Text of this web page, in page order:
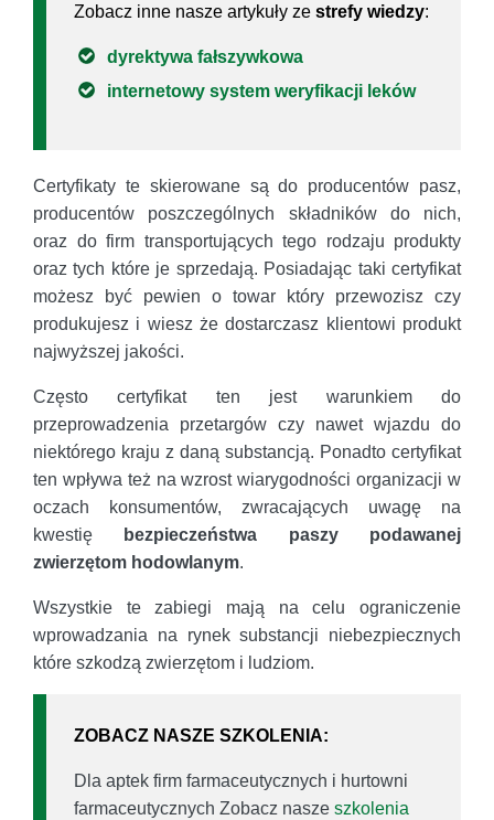
Zobacz inne nasze artykuły ze strefy wiedzy:
dyrektywa fałszywkowa
internetowy system weryfikacji leków
Certyfikaty te skierowane są do producentów pasz,
producentów poszczególnych składników do nich,
oraz do firm transportujących tego rodzaju produkty
oraz tych które je sprzedają. Posiadając taki certyfikat
możesz być pewien o towar który przewozisz czy
produkujesz i wiesz że dostarczasz klientowi produkt
najwyższej jakości.
Często certyfikat ten jest warunkiem do
przeprowadzenia przetargów czy nawet wjazdu do
niektórego kraju z daną substancją. Ponadto certyfikat
ten wpływa też na wzrost wiarygodności organizacji w
oczach konsumentów, zwracających uwagę na
kwestię
bezpieczeństwa paszy podawanej
zwierzętom hodowlanym.
Wszystkie te zabiegi mają na celu ograniczenie
wprowadzania na rynek substancji niebezpiecznych
które szkodzą zwierzętom i ludziom.
ZOBACZ NASZE SZKOLENIA:
Dla aptek firm farmaceutycznych i hurtowni
farmaceutycznych Zobacz nasze szkolenia